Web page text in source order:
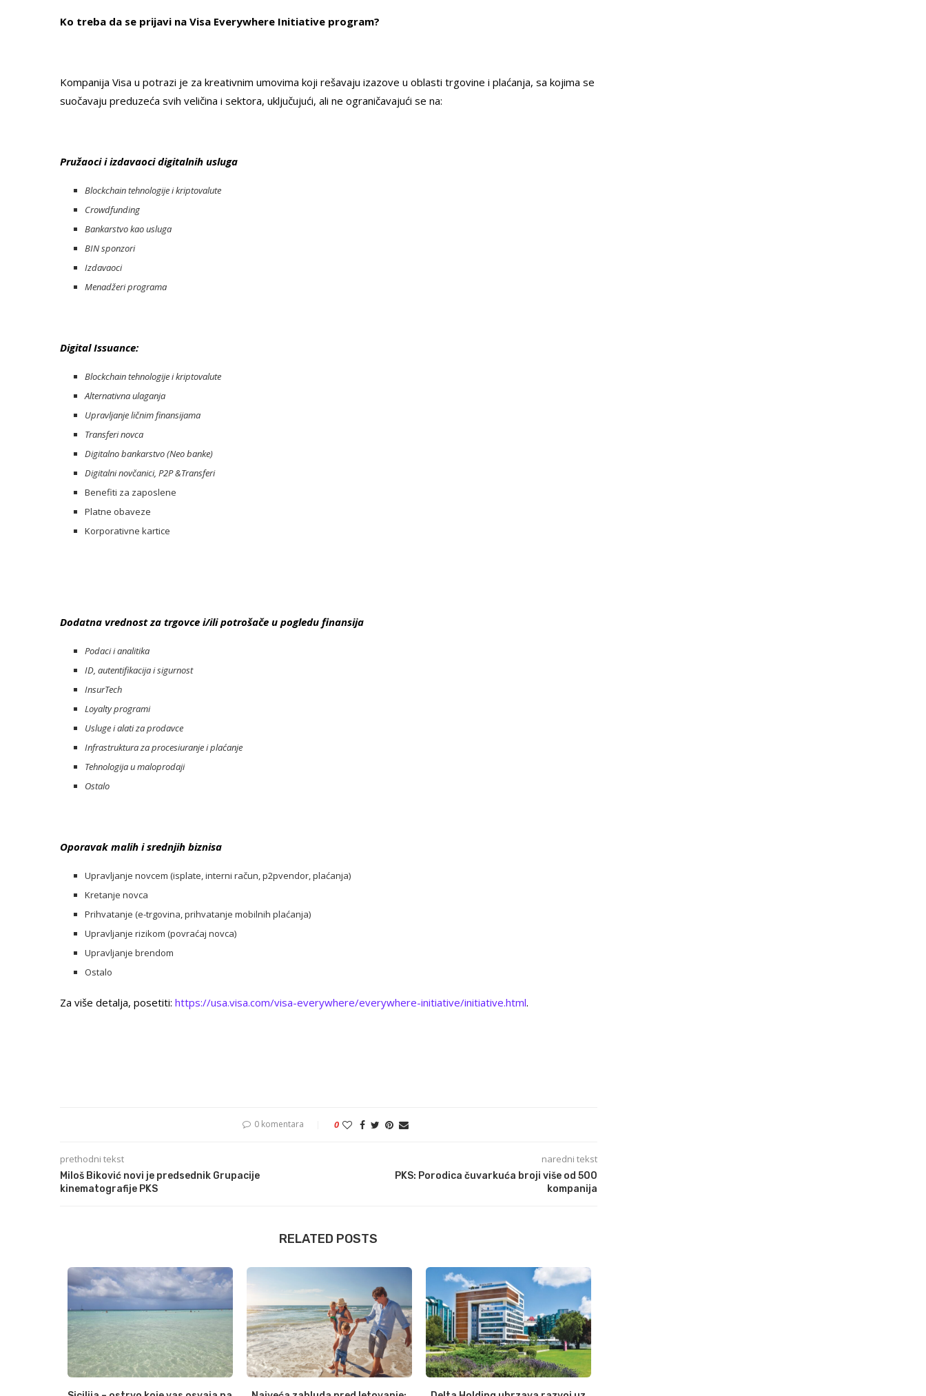
Ko treba da se prijavi na Visa Everywhere Initiative program?
Kompanija Visa u potrazi je za kreativnim umovima koji rešavaju izazove u oblasti trgovine i plaćanja, sa kojima se
suočavaju preduzeća svih veličina i sektora, uključujući, ali ne ograničavajući se na:
Pružaoci i izdavaoci digitalnih usluga
Blockchain tehnologije i kriptovalute
Crowdfunding
Bankarstvo kao usluga
BIN sponzori
Izdavaoci
Menadžeri programa
Digital Issuance:
Blockchain tehnologije i kriptovalute
Alternativna ulaganja
Upravljanje ličnim finansijama
Transferi novca
Digitalno bankarstvo (Neo banke)
Digitalni novčanici, P2P &Transferi
Benefiti za zaposlene
Platne obaveze
Korporativne kartice
Dodatna vrednost za trgovce i/ili potrošače u pogledu finansija
Podaci i analitika
ID, autentifikacija i sigurnost
InsurTech
Loyalty programi
Usluge i alati za prodavce
Infrastruktura za procesiuranje i plaćanje
Tehnologija u maloprodaji
Ostalo
Oporavak malih i srednjih biznisa
Upravljanje novcem (isplate, interni račun, p2pvendor, plaćanja)
Kretanje novca
Prihvatanje (e-trgovina, prihvatanje mobilnih plaćanja)
Upravljanje rizikom (povraćaj novca)
Upravljanje brendom
Ostalo
Za više detalja, posetiti: https://usa.visa.com/visa-everywhere/everywhere-initiative/initiative.html.
0 komentara 0
prethodni tekst
Miloš Biković novi je predsednik Grupacije
kinematografije PKS
naredni tekst
PKS: Porodica čuvarkuća broji više od 500
kompanija
RELATED POSTS